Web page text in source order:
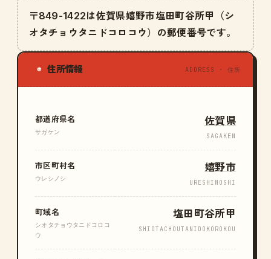
〒849-1422は佐賀県嬉野市塩田町谷所甲（シ
オタチョウタニドコロコウ）の郵便番号です。
◉ 住所情報 ADDRESS · 住所
都道府県名
サガケン
佐賀県
SAGAKEN
市区町村名
ウレシノシ
嬉野市
URESHINOSHI
町域名
シオタチョウタニドコロコ
ウ
塩田町谷所甲
SHIOTACHOUTANIDOKOROKOU